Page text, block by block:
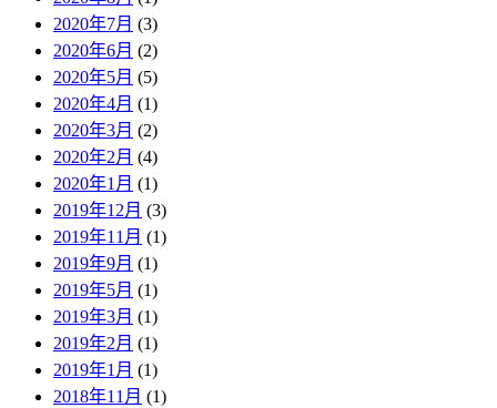
2020年7月 (3)
2020年6月 (2)
2020年5月 (5)
2020年4月 (1)
2020年3月 (2)
2020年2月 (4)
2020年1月 (1)
2019年12月 (3)
2019年11月 (1)
2019年9月 (1)
2019年5月 (1)
2019年3月 (1)
2019年2月 (1)
2019年1月 (1)
2018年11月 (1)